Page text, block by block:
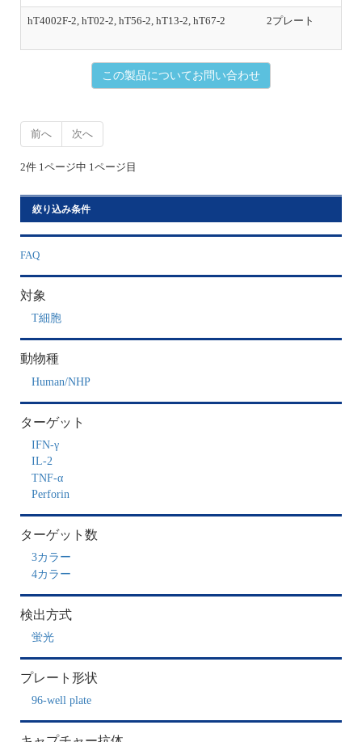
hT4002F-2, hT02-2, hT56-2, hT13-2, hT67-2
2プレート
この製品についてお問い合わせ
前へ 次へ
2件 1ページ中 1ページ目
絞り込み条件
FAQ
対象
T細胞
動物種
Human/NHP
ターゲット
IFN-γ
IL-2
TNF-α
Perforin
ターゲット数
3カラー
4カラー
検出方式
蛍光
プレート形状
96-well plate